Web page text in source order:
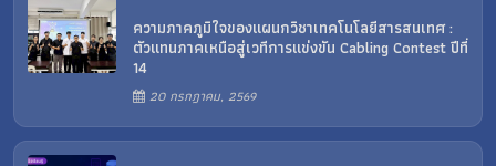
ความภาคภูมิใจของแผนกวิชาเทคโนโลยีสารสนเทศ :
ตัวแทนภาคเหนือสู่เวทีการแข่งขัน Cabling Contest ปีที่
14
20 กรกฎาคม, 2569